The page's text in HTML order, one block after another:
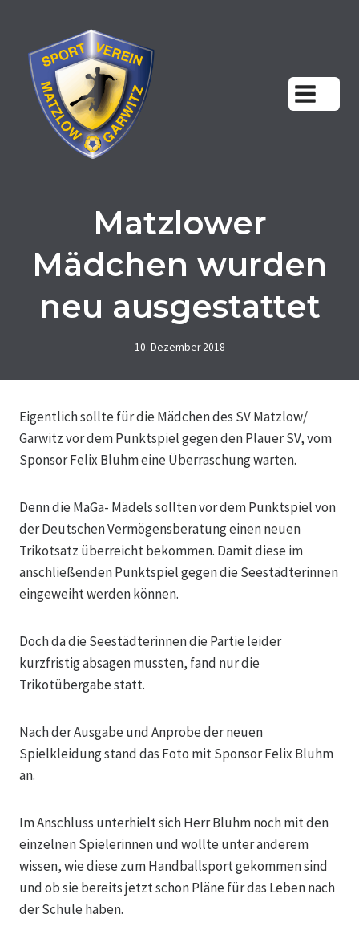
springen
Matzlower
Mädchen wurden
neu ausgestattet
10. Dezember 2018
Eigentlich sollte für die Mädchen des SV Matzlow/
Garwitz vor dem Punktspiel gegen den Plauer SV, vom
Sponsor Felix Bluhm eine Überraschung warten.
Denn die MaGa- Mädels sollten vor dem Punktspiel von
der Deutschen Vermögensberatung einen neuen
Trikotsatz überreicht bekommen. Damit diese im
anschließenden Punktspiel gegen die Seestädterinnen
eingeweiht werden können.
Doch da die Seestädterinnen die Partie leider
kurzfristig absagen mussten, fand nur die
Trikotübergabe statt.
Nach der Ausgabe und Anprobe der neuen
Spielkleidung stand das Foto mit Sponsor Felix Bluhm
an.
Im Anschluss unterhielt sich Herr Bluhm noch mit den
einzelnen Spielerinnen und wollte unter anderem
wissen, wie diese zum Handballsport gekommen sind
und ob sie bereits jetzt schon Pläne für das Leben nach
der Schule haben.